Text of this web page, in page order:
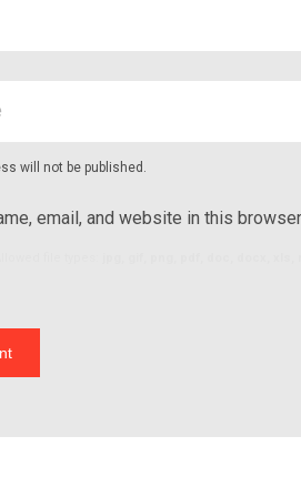
will not be published.
email, and website in this